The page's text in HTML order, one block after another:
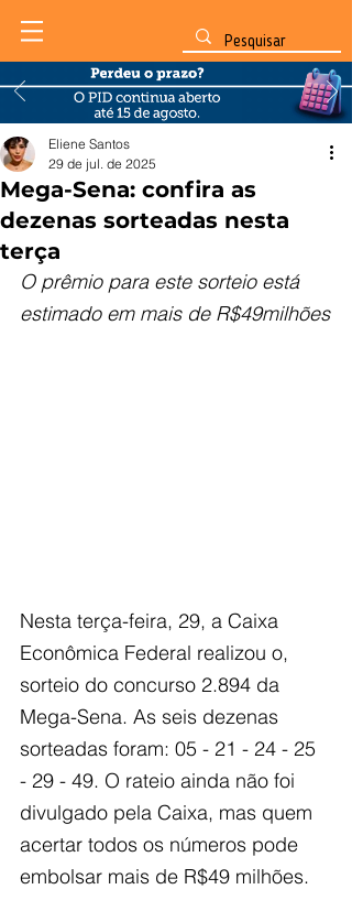
Mega-Sena: confira as
dezenas sorteadas nesta
terça
Eliene Santos
29 de jul. de 2025
O prêmio para este sorteio está
estimado em mais de R$49milhões
Nesta terça-feira, 29, a Caixa
Econômica Federal realizou o,
sorteio do concurso 2.894 da
Mega-Sena. As seis dezenas
sorteadas foram: 05 - 21 - 24 - 25
- 29 - 49. O rateio ainda não foi
divulgado pela Caixa, mas quem
acertar todos os números pode
embolsar mais de R$49 milhões.